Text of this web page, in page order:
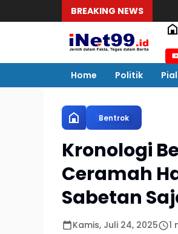
BREAKING NEWS
Home
Politik
Bentrok
Kronologi
Ceramah
Sabetan
Kamis, Juli 24, 2025 1